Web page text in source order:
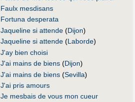
Faulx mesdisans
Fortuna desperata
Jaqueline si attende (Dijon)
Jaqueline si attende (Laborde)
J'ay bien choisi
J'ai mains de biens (Dijon)
J'ai mains de biens (Sevilla)
J'ai pris amours
Je mesbais de vous mon cueur